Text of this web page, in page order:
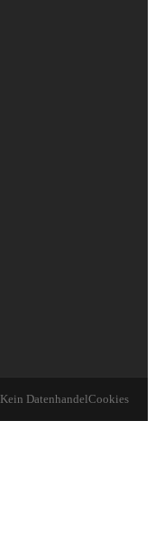
Kein DatenhandelCookies